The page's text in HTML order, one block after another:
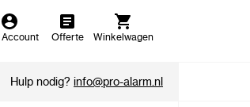
Account Offerte Winkelwagen
Hulp nodig?info@pro-alarm.nl